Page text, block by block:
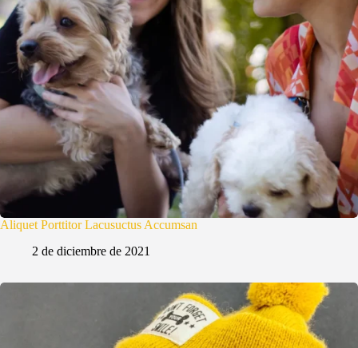
Aliquet Porttitor Lacusuctus Accumsan
2 de diciembre de 2021